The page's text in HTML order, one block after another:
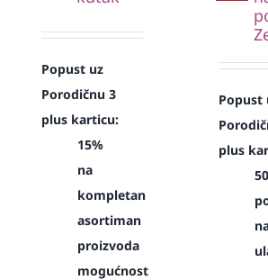
Popust uz
Porodičnu 3
plus karticu:
15%
na
kompletan
asortiman
proizvoda
mogućnost
Popust
plus